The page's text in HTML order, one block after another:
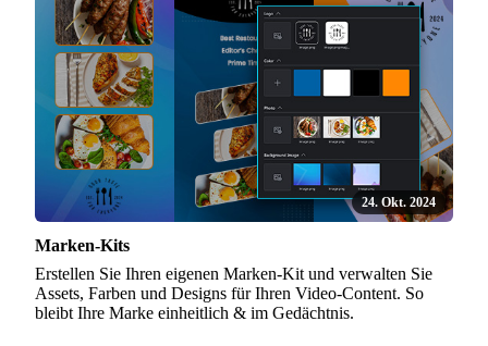
24. Okt. 2024
Marken-Kits
Erstellen Sie Ihren eigenen Marken-Kit und verwalten Sie
Assets, Farben und Designs für Ihren Video-Content. So
bleibt Ihre Marke einheitlich & im Gedächtnis.